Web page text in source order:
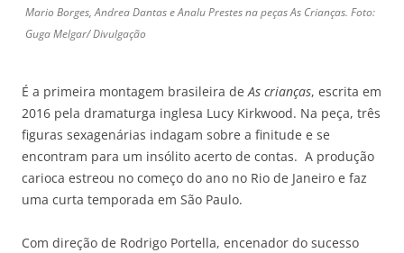
Mario Borges, Andrea Dantas e Analu Prestes na peças As Crianças. Foto:
Guga Melgar/ Divulgação
É a primeira montagem brasileira deAs crianças, escrita em
2016 pela dramaturga inglesa Lucy Kirkwood. Na peça, três
figuras sexagenárias indagam sobre a finitude e se
encontram para um insólito acerto de contas. A produção
carioca estreou no começo do ano no Rio de Janeiro e faz
uma curta temporada em São Paulo.
Com direção de Rodrigo Portella, encenador do sucesso